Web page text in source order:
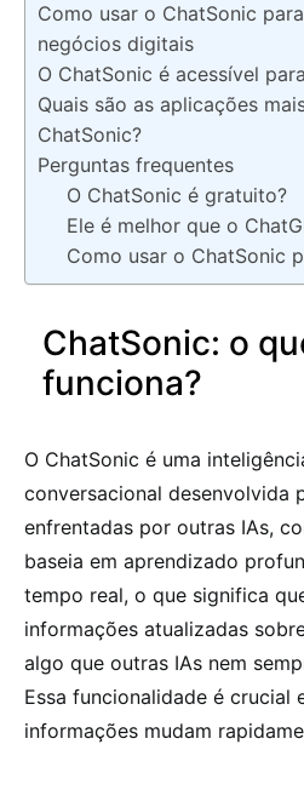
Como usar o ChatSonic
negócios digitais
O ChatSonic é acessível
Quais são as aplicações
ChatSonic?
Perguntas frequentes
O ChatSonic é gratuito?
Ele é melhor que o
Como usar o ChatSonic
ChatSonic: o
funciona?
O ChatSonic é uma
conversacional desenvolvida
enfrentadas por outras IAs,
baseia em aprendizado
tempo real, o que significa
informações atualizadas
algo que outras IAs nem
Essa funcionalidade é crucial
informações mudam